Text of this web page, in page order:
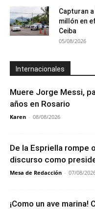
Capturan
millón en
Ceiba
05/08/2026
Internacionales
Muere Jorge Messi,
años en Rosario
Karen - 08/08/2026
De la Espriella rompe
discurso como
Mesa de Redacción - 07/08/
¡Como un ave marina!